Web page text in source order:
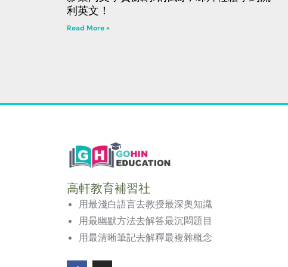
利英文！
Read More »
高軒教育補習社
用最淺白語言去教授最深奧知識
用最幽默方法去解答最沉悶題目
用最清晰筆記去解釋最複雜概念